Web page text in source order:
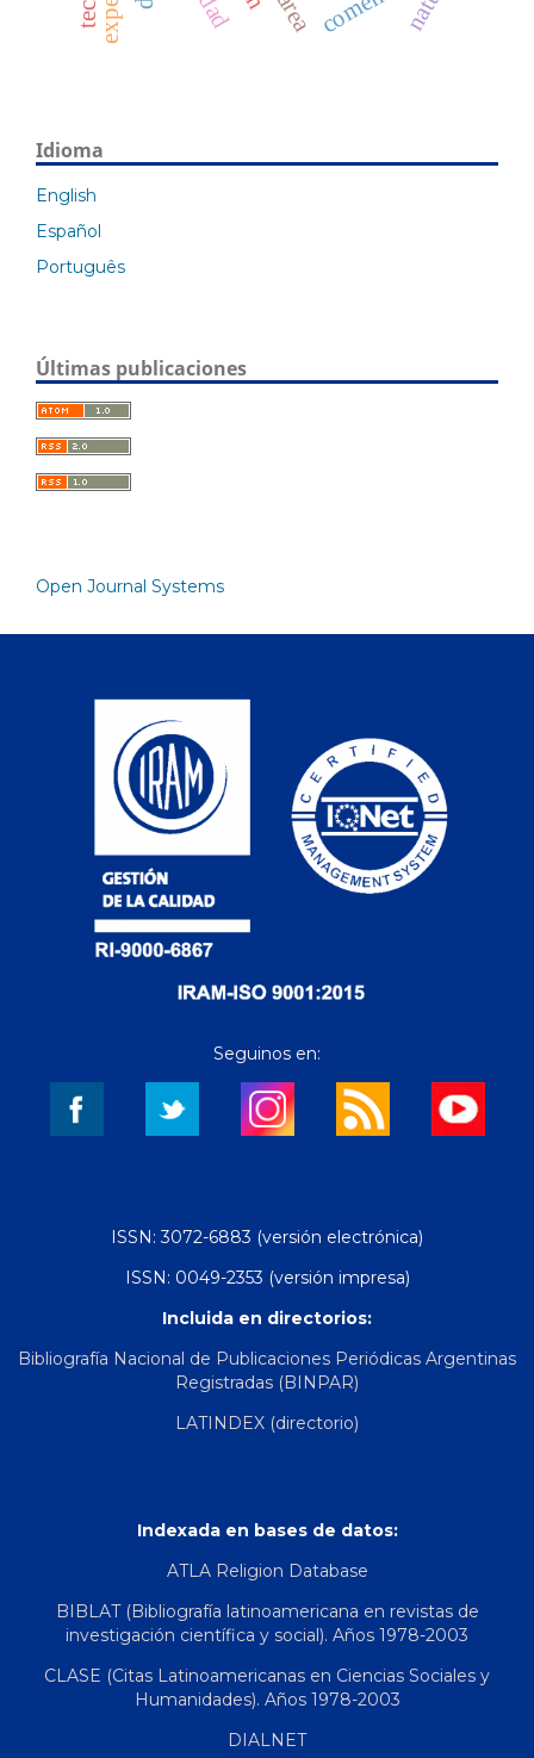
Idioma
English
Español
Português
Últimas publicaciones
Open Journal Systems
Seguinos en:
ISSN: 3072-6883 (versión electrónica)
ISSN: 0049-2353 (versión impresa)
Incluida en directorios:
Bibliografía Nacional de Publicaciones Periódicas Argentinas
Registradas (BINPAR)
LATINDEX (directorio)
Indexada en bases de datos:
ATLA Religion Database
BIBLAT (Bibliografía latinoamericana en revistas de
investigación científica y social). Años 1978-2003
CLASE (Citas Latinoamericanas en Ciencias Sociales y
Humanidades). Años 1978-2003
DIALNET